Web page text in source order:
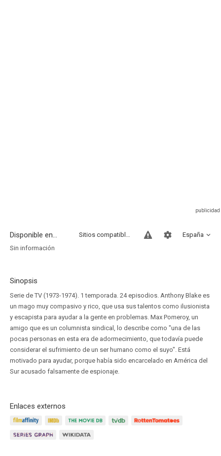
Disponible en... España
Sitios compatibles
Sin información
Sinopsis
Serie de TV (1973-1974). 1 temporada. 24 episodios. Anthony Blake es
un mago muy compasivo y rico, que usa sus talentos como ilusionista
y escapista para ayudar a la gente en problemas. Max Pomeroy, un
amigo que es un columnista sindical, lo describe como "una de las
pocas personas en esta era de adormecimiento, que todavía puede
considerar el sufrimiento de un ser humano como el suyo". Está
motivado para ayudar, porque había sido encarcelado en América del
Sur acusado falsamente de espionaje.
Enlaces externos